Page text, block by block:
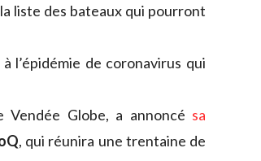
liste des bateaux qui pourront
l’épidémie de coronavirus qui
Globe, a annoncé sa
, qui réunira une trentaine de